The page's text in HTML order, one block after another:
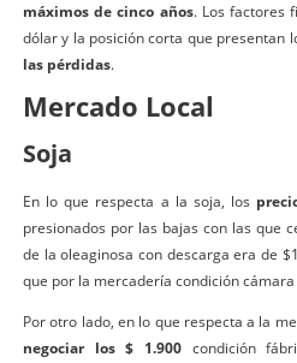
máximos de cinco años. Los factores
dólar y la posición corta que presentan
las pérdidas.
Mercado Local
Soja
En lo que respecta a la soja, los
presionados por las bajas con las que
de la oleaginosa con descarga era de
que por la mercadería condición cámara
Por otro lado, en lo que respecta a la
negociar los $ 1.900​ condición